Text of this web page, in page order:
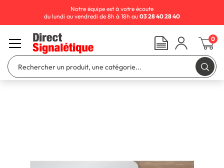
Notre équipe est à votre écoute
du lundi au vendredi de 8h à 18h au 03 28 40 28 40
0